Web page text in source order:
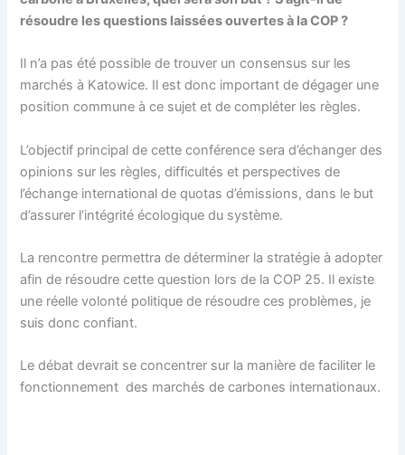
résoudre les questions laissées ouvertes à la COP ?
Il n’a pas été possible de trouver un consensus sur les
marchés à Katowice. Il est donc important de dégager une
position commune à ce sujet et de compléter les règles.
L’objectif principal de cette conférence sera d’échanger des
opinions sur les règles, difficultés et perspectives de
l’échange international de quotas d’émissions, dans le but
d’assurer l’intégrité écologique du système.
La rencontre permettra de déterminer la stratégie à adopter
afin de résoudre cette question lors de la COP 25. Il existe
une réelle volonté politique de résoudre ces problèmes, je
suis donc confiant.
Le débat devrait se concentrer sur la manière de faciliter le
fonctionnement des marchés de carbones internationaux.